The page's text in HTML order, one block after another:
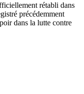
rétabli dans
précédemment
dans la lutte contre